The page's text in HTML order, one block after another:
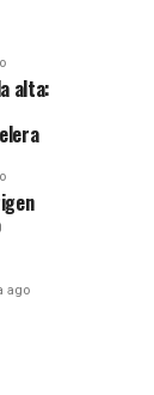
alta:
ago